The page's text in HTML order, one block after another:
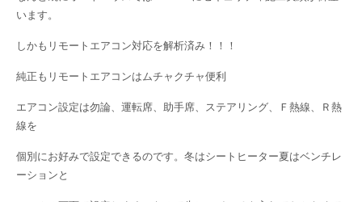
います。
しかもリモートエアコン対応を解析済み！！！
純正もリモートエアコンはムチャクチャ便利
エアコン設定は勿論、運転席、助手席、ステアリング、Ｆ熱線、Ｒ熱
線を
個別にお好みで設定できるのです。冬はシートヒーター夏はベンチレ
ーションと